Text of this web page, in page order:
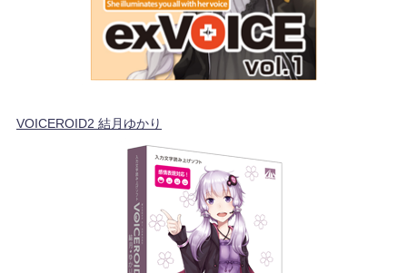
VOICEROID2 結月ゆかり